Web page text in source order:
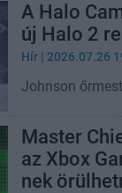
A Halo
új Halo 2
Hír | 2026.07.26
Johnson
Master
az Xbox
nek